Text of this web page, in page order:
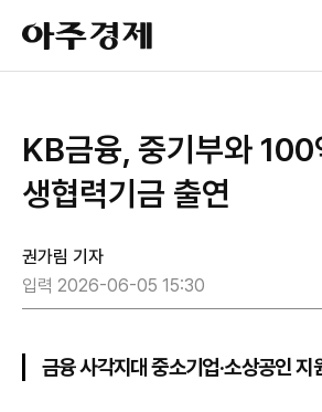
아
주
경
KB금융, 중기부와 100
생협력기금 출연
권가림 기자
입력 2026-06-05 15:30
금융 사각지대 중소기업·소상공인 지